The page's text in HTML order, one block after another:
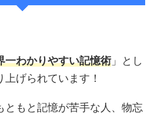
一わかりやすい記憶術」とし
げられています！
ともと記憶が苦手な人、物忘